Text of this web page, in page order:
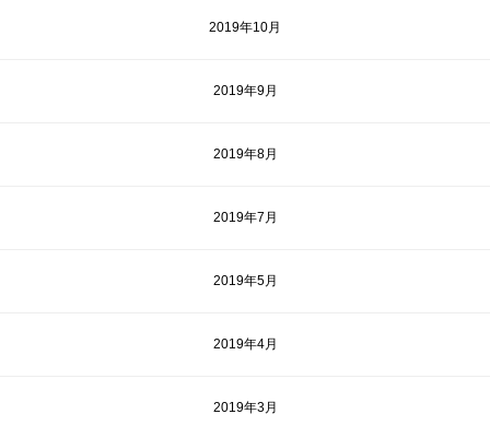
2019年10月
2019年9月
2019年8月
2019年7月
2019年5月
2019年4月
2019年3月